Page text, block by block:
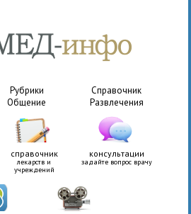
Рубрики
Справочник
Общение Развлечения
справочник
лекарств и
учреждений
консультации
задайте вопрос врачу